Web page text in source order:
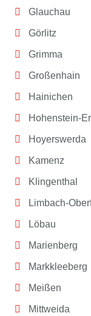
Glauchau
Görlitz
Grimma
Großenhain
Hainichen
Hohenstein-
Hoyerswerda
Kamenz
Klingenthal
Limbach-
Löbau
Marienberg
Markkleeberg
Meißen
Mittweida